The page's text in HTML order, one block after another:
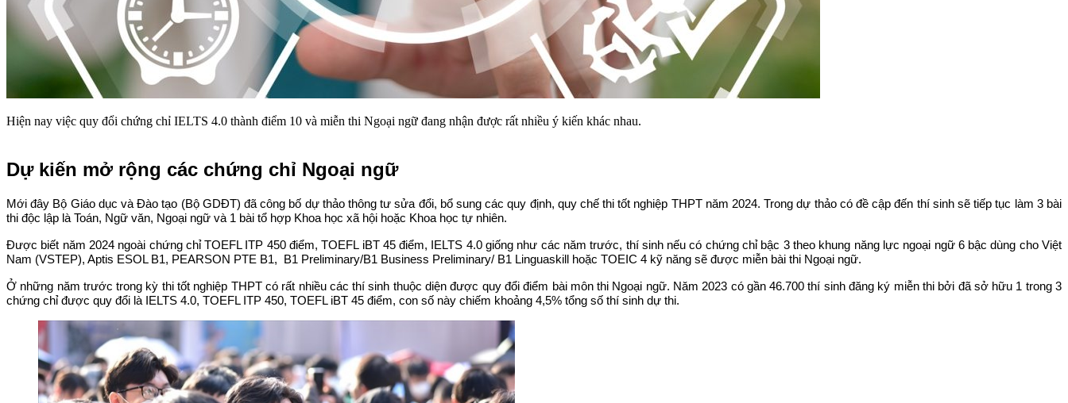
Hiện nay việc quy đổi chứng chỉ IELTS 4.0 thành điểm 10 và miễn thi Ngoại ngữ đang nhận được rất nhiều ý kiến khác nhau.
Dự kiến mở rộng các chứng chỉ Ngoại ngữ
Mới đây Bộ Giáo dục và Đào tạo (Bộ GDĐT) đã công bố dự thảo thông tư sửa đổi, bổ sung các quy định, quy chế thi tốt nghiệp THPT năm 2024. Trong dự thảo có đề cập đến thí sinh sẽ tiếp tục làm 3 bài
thi độc lập là Toán, Ngữ văn, Ngoại ngữ và 1 bài tổ hợp Khoa học xã hội hoặc Khoa học tự nhiên.
Được biết năm 2024 ngoài chứng chỉ TOEFL ITP 450 điểm, TOEFL iBT 45 điểm, IELTS 4.0 giống như các năm trước, thí sinh nếu có chứng chỉ bậc 3 theo khung năng lực ngoại ngữ 6 bậc dùng cho Việt
Nam (VSTEP), Aptis ESOL B1, PEARSON PTE B1, B1 Preliminary/B1 Business Preliminary/ B1 Linguaskill hoặc TOEIC 4 kỹ năng sẽ được miễn bài thi Ngoại ngữ.
Ở những năm trước trong kỳ thi tốt nghiệp THPT có rất nhiều các thí sinh thuộc diện được quy đổi điểm bài môn thi Ngoại ngữ. Năm 2023 có gần 46.700 thí sinh đăng ký miễn thi bởi đã sở hữu 1 trong 3
chứng chỉ được quy đổi là IELTS 4.0, TOEFL ITP 450, TOEFL iBT 45 điểm, con số này chiếm khoảng 4,5% tổng số thí sinh dự thi.